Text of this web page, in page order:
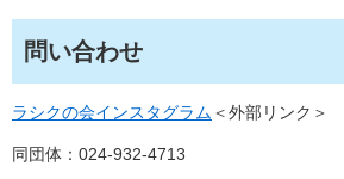
問い合わせ
ラシクの会インスタグラム ＜外部リンク＞
同団体：024-932-4713